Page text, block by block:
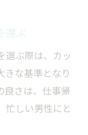
選ぶ
選ぶ際は、カッ
きな基準となり
良さは、仕事帰
忙しい男性にと